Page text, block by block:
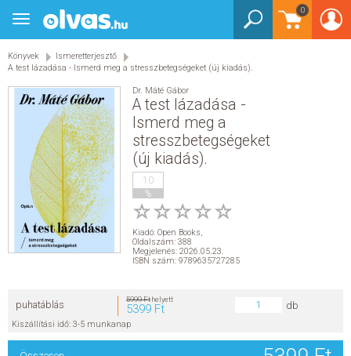
0
Toggle
navigation
Könyvek
Ismeretterjesztő
A test lázadása - Ismerd meg a stresszbetegségeket (új kiadás).
Dr. Máté Gábor
A test lázadása -
Ismerd meg a
stresszbetegségeket
(új kiadás).
10
%
Kiadó: Open Books,
Oldalszám: 388
Megjelenés: 2026.05.23.
ISBN szám: 9789635727285
puhatáblás 5999 Fthelyett
5399 Ft db
Kiszállítási idő: 3-5 munkanap
BEJELENTKEZÉS
KÖNYVEK
E-KÖNYVEK
EGYÉB TERMÉKEK
STAR WARS
AKCIÓ
NÉPSZERŰ KÖNYVEK
SEGÍTHETEK?